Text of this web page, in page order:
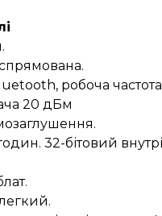
робоча
20 дБм
32-бітовий